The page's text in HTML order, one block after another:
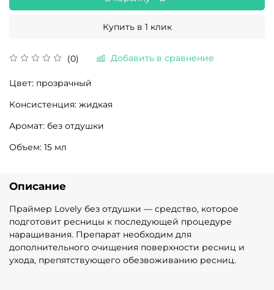
(0) Добавить в сравнение
Купить в 1 клик
Цвет: прозрачный
Консистенция: жидкая
Аромат: без отдушки
Объем: 15 мл
Описание
Праймер Lovely без отдушки — средство, которое
подготовит ресницы к последующей процедуре
наращивания. Препарат необходим для
дополнительного очищения поверхности ресниц и
ухода, препятствующего обезвоживанию ресниц.